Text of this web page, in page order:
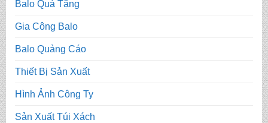
Balo Quà Tặng
Gia Công Balo
Balo Quảng Cáo
Thiết Bị Sản Xuất
Hình Ảnh Công Ty
Sản Xuất Túi Xách